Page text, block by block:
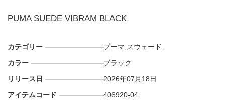
PUMA SUEDE VIBRAM BLACK
カテゴリー プーマ スウェード
カラー
ブラック
リリース日
2026年07月18日
アイテムコード
406920-04